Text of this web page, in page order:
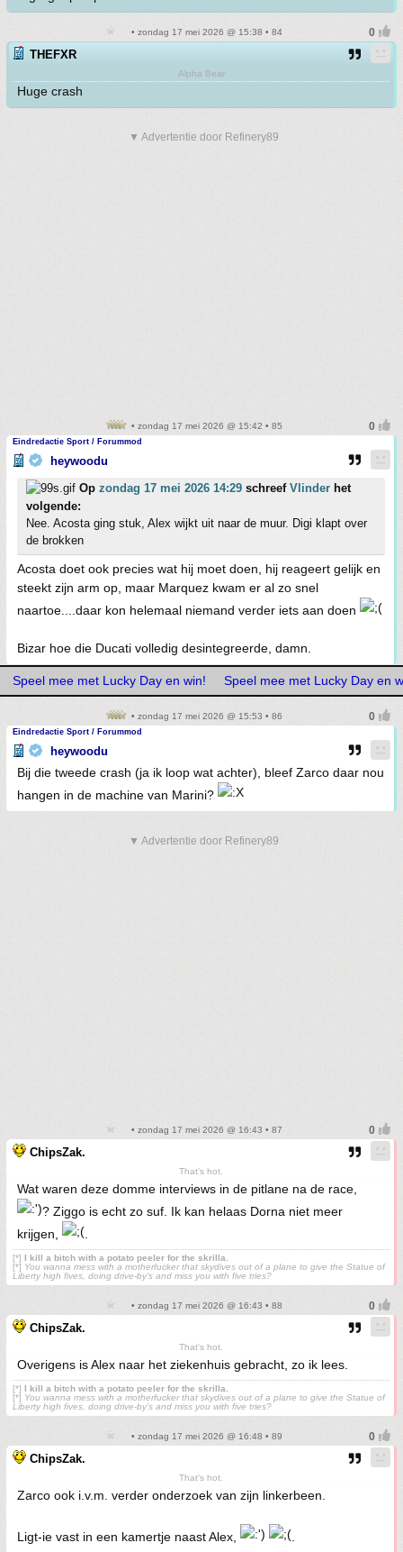
• zondag 17 mei 2026 @ 15:38 • 84
THEFXR
Alpha Bear
Huge crash
▼ Advertentie door Refinery89
• zondag 17 mei 2026 @ 15:42 • 85
Eindredactie Sport / Forummod
heywoodu
Op zondag 17 mei 2026 14:29 schreef Vlinder het
volgende:
Nee. Acosta ging stuk, Alex wijkt uit naar de muur. Digi klapt over
de brokken
Acosta doet ook precies wat hij moet doen, hij reageert gelijk en
steekt zijn arm op, maar Marquez kwam er al zo snel
naartoe....daar kon helemaal niemand verder iets aan doen
Bizar hoe die Ducati volledig desintegreerde, damn.
Speel mee met Lucky Day en win! Speel mee met Lucky Day en
• zondag 17 mei 2026 @ 15:53 • 86
Eindredactie Sport / Forummod
heywoodu
Bij die tweede crash (ja ik loop wat achter), bleef Zarco daar nou
hangen in de machine van Marini?
▼ Advertentie door Refinery89
• zondag 17 mei 2026 @ 16:43 • 87
ChipsZak.
That's hot.
Wat waren deze domme interviews in de pitlane na de race,
? Ziggo is echt zo suf. Ik kan helaas Dorna niet meer
krijgen,
[*] I kill a bitch with a potato peeler for the skrilla.
[*] You wanna mess with a motherfucker that skydives out of a plane to give the Statue of
Liberty high fives, doing drive-by’s and miss you with five tries?
• zondag 17 mei 2026 @ 16:43 • 88
ChipsZak.
That's hot.
Overigens is Alex naar het ziekenhuis gebracht, zo ik lees.
[*] I kill a bitch with a potato peeler for the skrilla.
[*] You wanna mess with a motherfucker that skydives out of a plane to give the Statue of
Liberty high fives, doing drive-by’s and miss you with five tries?
• zondag 17 mei 2026 @ 16:48 • 89
ChipsZak.
That's hot.
Zarco ook i.v.m. verder onderzoek van zijn linkerbeen.
Ligt-ie vast in een kamertje naast Alex,